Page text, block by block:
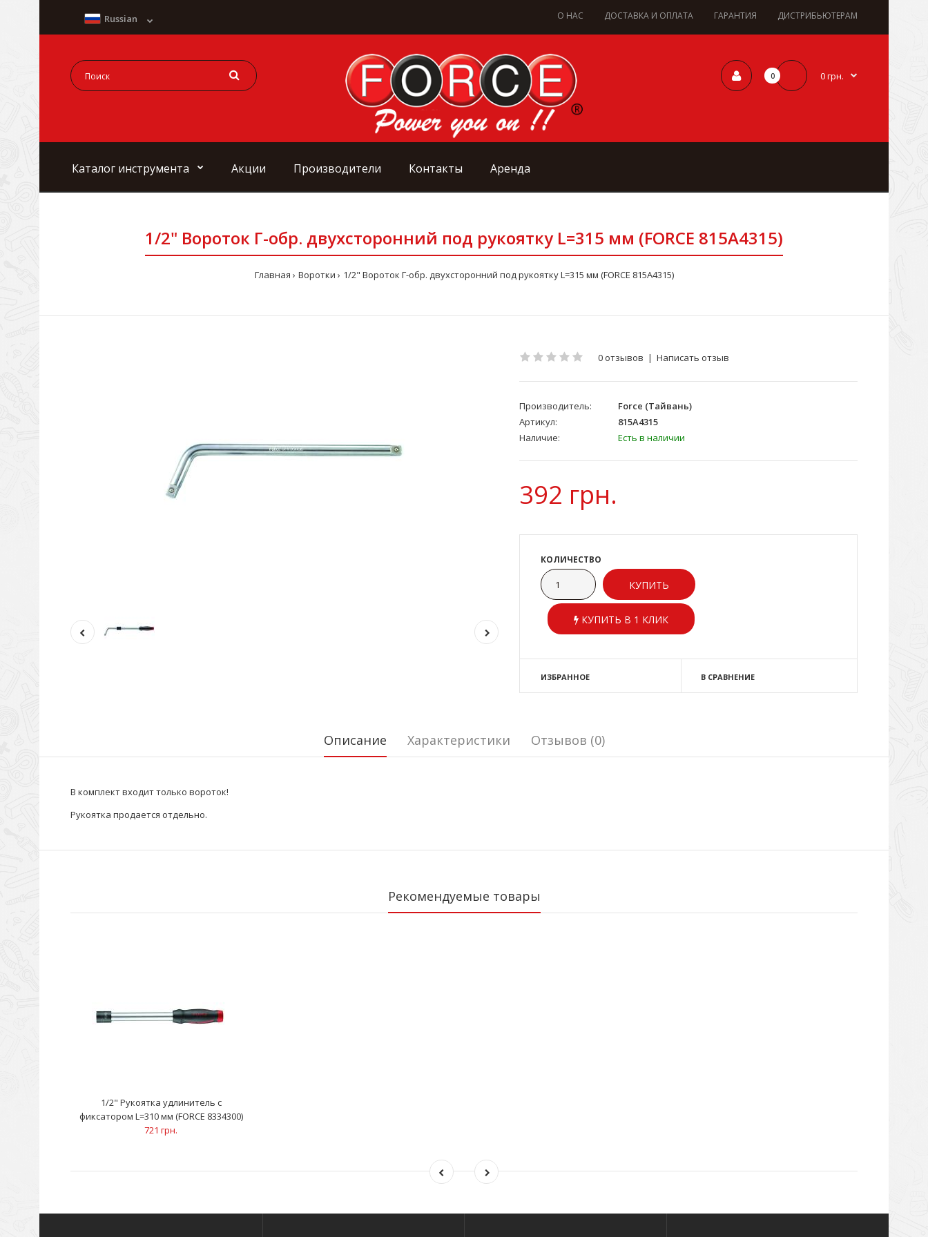
О НАС ДОСТАВКА И ОПЛАТА ГАРАНТИЯ ДИСТРИБЬЮТЕРАМ
Russian
0 0 грн.
Каталог инструмента Акции Производители Контакты Аренда
1/2" Вороток Г-обр. двухсторонний под рукоятку L=315 мм (FORCE 815A4315)
Главная Воротки 1/2" Вороток Г-обр. двухсторонний под рукоятку L=315 мм (FORCE 815A4315)
0 отзывов | Написать отзыв
Производитель:
Force (Тайвань)
Артикул:
815A4315
Наличие:
Есть в наличии
392 грн.
КОЛИЧЕСТВО
КУПИТЬ В 1 КЛИК
ИЗБРАННОЕ В СРАВНЕНИЕ
Описание Характеристики Отзывов (0)
В комплект входит только вороток!
Рукоятка продается отдельно.
Рекомендуемые товары
1/2" Рукоятка удлинитель с
фиксатором L=310 мм (FORCE 8334300)
721 грн.